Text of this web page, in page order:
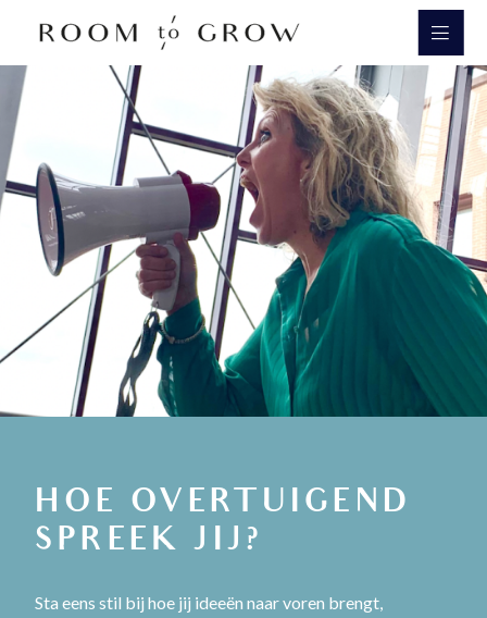
Room to Grow
HOE OVERTUIGEND
SPREEK JIJ?
Sta eens stil bij hoe jij ideeën naar voren brengt,